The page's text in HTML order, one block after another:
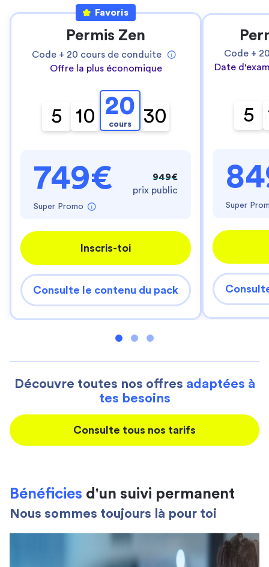
Favoris
Permis Zen
Code + 20 cours de conduite
Offre la plus économique
5 10 20
cours 30
749€
Super Promo
949€
prix public
Inscris-toi
Consulte le contenu du pack
Code +
Date
5
Super
Découvre toutes nos offres adaptées à
tes besoins
Consulte tous nos tarifs
Bénéficies d'un suivi permanent
Nous sommes toujours là pour toi